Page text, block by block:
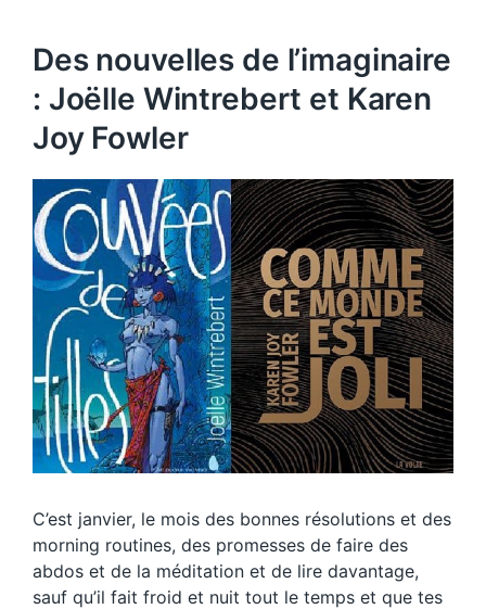
Des nouvelles de l’imaginaire
: Joëlle Wintrebert et Karen
Joy Fowler
C’est janvier, le mois des bonnes résolutions et des
morning routines, des promesses de faire des
abdos et de la méditation et de lire davantage,
sauf qu’il fait froid et nuit tout le temps et que tes